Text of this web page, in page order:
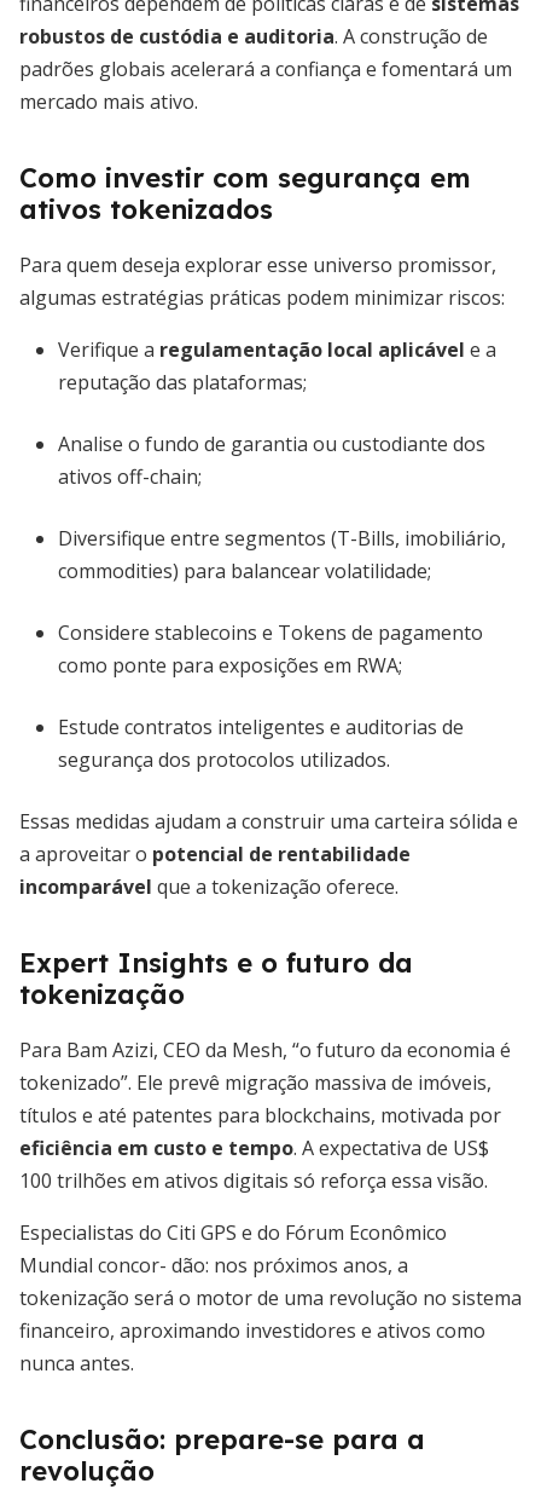
robustos de custódia e auditoria. A construção de
padrões globais acelerará a confiança e fomentará um
mercado mais ativo.
Como investir com segurança em
ativos tokenizados
Para quem deseja explorar esse universo promissor,
algumas estratégias práticas podem minimizar riscos:
Verifique a regulamentação local aplicável e a
reputação das plataformas;
Analise o fundo de garantia ou custodiante dos
ativos off-chain;
Diversifique entre segmentos (T-Bills, imobiliário,
commodities) para balancear volatilidade;
Considere stablecoins e Tokens de pagamento
como ponte para exposições em RWA;
Estude contratos inteligentes e auditorias de
segurança dos protocolos utilizados.
Essas medidas ajudam a construir uma carteira sólida e
a aproveitar o potencial de rentabilidade
incomparável que a tokenização oferece.
Expert Insights e o futuro da
tokenização
Para Bam Azizi, CEO da Mesh, “o futuro da economia é
tokenizado”. Ele prevê migração massiva de imóveis,
títulos e até patentes para blockchains, motivada por
eficiência em custo e tempo. A expectativa de US$
100 trilhões em ativos digitais só reforça essa visão.
Especialistas do Citi GPS e do Fórum Econômico
Mundial concor- dão: nos próximos anos, a
tokenização será o motor de uma revolução no sistema
financeiro, aproximando investidores e ativos como
nunca antes.
Conclusão: prepare-se para a
revolução